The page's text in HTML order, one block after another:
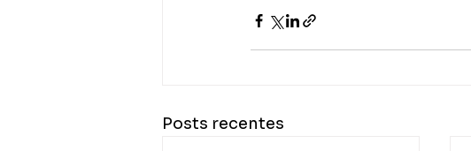
Posts recentes